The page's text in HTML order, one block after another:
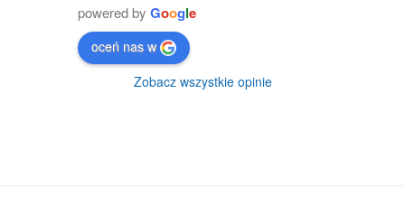
powered by Google
oceń nas w
Zobacz wszystkie opinie